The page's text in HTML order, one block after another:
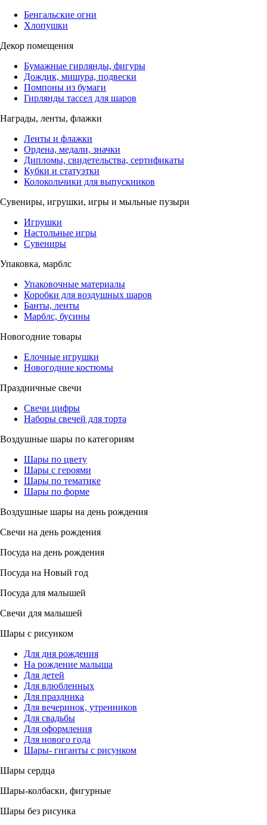
Бенгальские огни
Хлопушки
Декор помещения
Бумажные гирлянды, фигуры
Дождик, мишура, подвески
Помпоны из бумаги
Гирлянды тассел для шаров
Награды, ленты, флажки
Ленты и флажки
Ордена, медали, значки
Дипломы, свидетельства, сертификаты
Кубки и статуэтки
Колокольчики для выпускников
Сувениры, игрушки, игры и мыльные пузыри
Игрушки
Настольные игры
Сувениры
Упаковка, марблс
Упаковочные материалы
Коробки для воздушных шаров
Банты, ленты
Марблс, бусины
Новогодние товары
Елочные игрушки
Новогодние костюмы
Праздничные свечи
Свечи цифры
Наборы свечей для торта
Воздушные шары по категориям
Шары по цвету
Шары с героями
Шары по тематике
Шары по форме
Воздушные шары на день рождения
Свечи на день рождения
Посуда на день рождения
Посуда на Новый год
Посуда для малышей
Свечи для малышей
Шары с рисунком
Для дня рождения
На рождение малыша
Для детей
Для влюбленных
Для праздника
Для вечеринок, утренников
Для свадьбы
Для оформления
Для нового года
Шары- гиганты с рисунком
Шары сердца
Шары-колбаски, фигурные
Шары без рисунка